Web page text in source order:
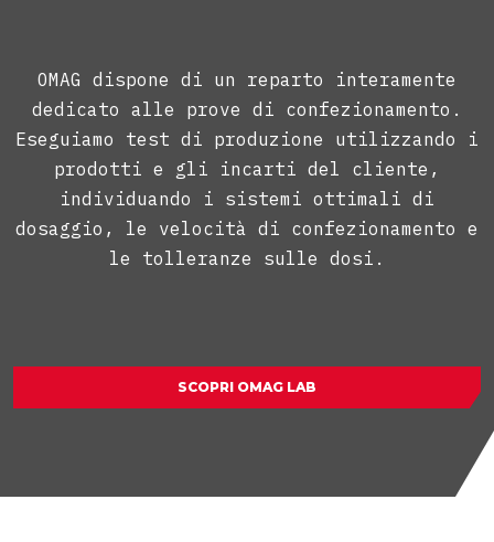
OMAG dispone di un reparto interamente
dedicato alle prove di confezionamento.
Eseguiamo test di produzione utilizzando i
prodotti e gli incarti del cliente,
individuando i sistemi ottimali di
dosaggio, le velocità di confezionamento e
le tolleranze sulle dosi.
SCOPRI OMAG LAB